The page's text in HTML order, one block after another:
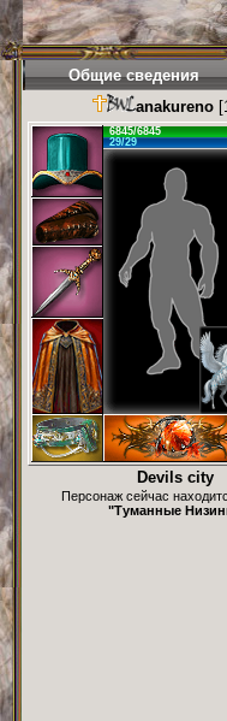
Общие сведения
anakureno
6845/6845
29/29
Devils city
Персонаж сейчас
"Туманные